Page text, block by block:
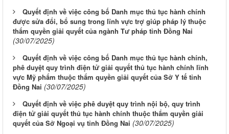
Quyết định về việc công bố Danh mục thủ tục hành chính
được sửa đổi, bổ sung trong lĩnh vực trợ giúp pháp lý thuộc
thẩm quyền giải quyết của ngành Tư pháp tỉnh Đồng Nai
(30/07/2025)
Quyết định về việc công bố Danh mục thủ tục hành chính,
phê duyệt quy trình điện tử giải quyết thủ tục hành chính lĩnh
vực Mỹ phẩm thuộc thẩm quyền giải quyết của Sở Y tế tỉnh
Đồng Nai (30/07/2025)
Quyết định về việc phê duyệt quy trình nội bộ, quy trình
điện tử giải quyết thủ tục hành chính thuộc thẩm quyền giải
quyết của Sở Ngoại vụ tỉnh Đồng Nai (30/07/2025)